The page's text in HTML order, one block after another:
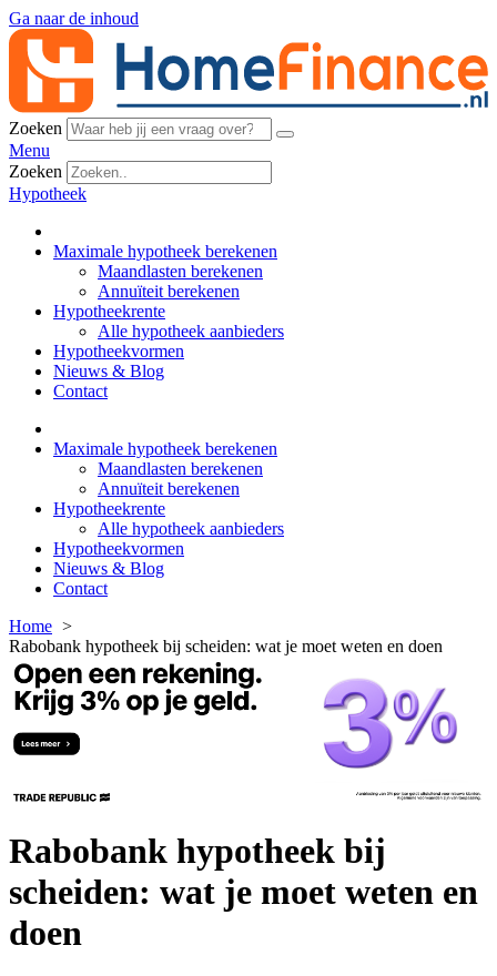
Ga naar de inhoud
Zoeken
Menu
Zoeken
Hypotheek
Maximale hypotheek berekenen
Maandlasten berekenen
Annuïteit berekenen
Hypotheekrente
Alle hypotheek aanbieders
Hypotheekvormen
Nieuws & Blog
Contact
Maximale hypotheek berekenen
Maandlasten berekenen
Annuïteit berekenen
Hypotheekrente
Alle hypotheek aanbieders
Hypotheekvormen
Nieuws & Blog
Contact
Home
Rabobank hypotheek bij scheiden: wat je moet weten en doen
Rabobank hypotheek bij
scheiden: wat je moet weten en
doen